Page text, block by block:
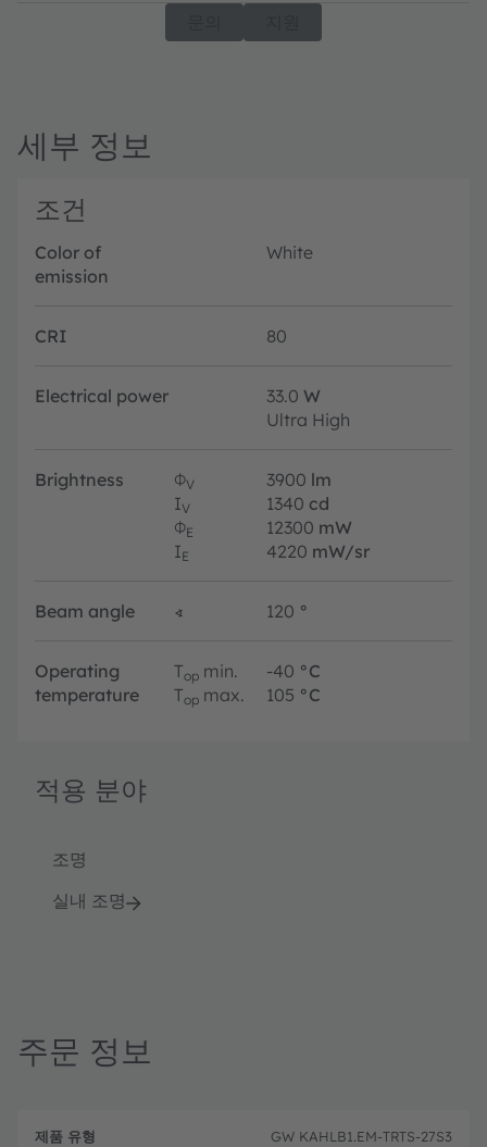
세부 정보
조건
Color of
emission
White
CRI 80
Electrical power 33.0 W
Ultra High
Brightness ΦV 3900 lm
IV 1340 cd
ΦE 12300 mW
IE 4220 mW/sr
Beam angle ∢ 120 °
Operating
temperature
Top min. -40 °C
Top max. 105 °C
적용 분야
조명
실내 조명
주문 정보
품
설
GW KAHLB1.EM-TRTS-27S3